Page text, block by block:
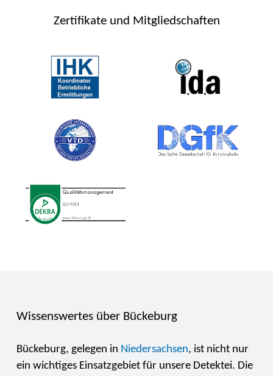
Zertifikate und Mitgliedschaften
Wissenswertes über Bückeburg
Bückeburg, gelegen in Niedersachsen, ist nicht nur
ein wichtiges Einsatzgebiet für unsere Detektei. Die